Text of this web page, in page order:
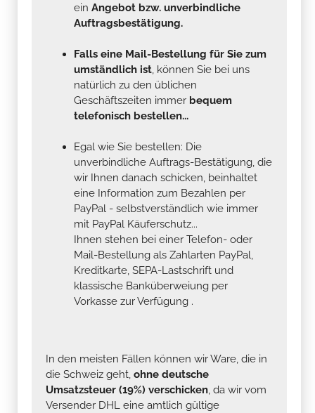
ein Angebot bzw. unverbindliche
Auftragsbestätigung.
Falls eine Mail-Bestellung für Sie zum
umständlich ist, können Sie bei uns
natürlich zu den üblichen
Geschäftszeiten immer bequem
telefonisch bestellen...
Egal wie Sie bestellen: Die
unverbindliche Auftrags-Bestätigung, die
wir Ihnen danach schicken, beinhaltet
eine Information zum Bezahlen per
PayPal - selbstverständlich wie immer
mit PayPal Käuferschutz...
Ihnen stehen bei einer Telefon- oder
Mail-Bestellung als Zahlarten PayPal,
Kreditkarte, SEPA-Lastschrift und
klassische Banküberweiung per
Vorkasse zur Verfügung .
In den meisten Fällen können wir Ware, die in
die Schweiz geht, ohne deutsche
Umsatzsteuer (19%) verschicken, da wir vom
Versender DHL eine amtlich gültige